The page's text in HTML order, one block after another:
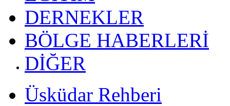
DERNEKLER
BÖLGE HABERLERİ
DİĞER
Üsküdar Rehberi